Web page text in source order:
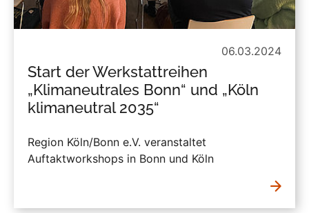
06.03.2024
Start der Werkstattreihen
„Klimaneutrales Bonn“ und „Köln
klimaneutral 2035“
Region Köln/Bonn e.V. veranstaltet
Auftaktworkshops in Bonn und Köln